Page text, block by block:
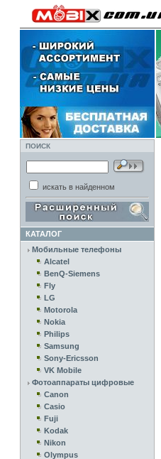
ПОИСК
искать в найденном
КАТАЛОГ
Мобильные телефоны
Alcatel
BenQ-Siemens
Fly
LG
Motorola
Nokia
Philips
Samsung
Sony-Ericsson
VK Mobile
Фотоаппараты цифровые
Canon
Casio
Fuji
Kodak
Nikon
Olympus